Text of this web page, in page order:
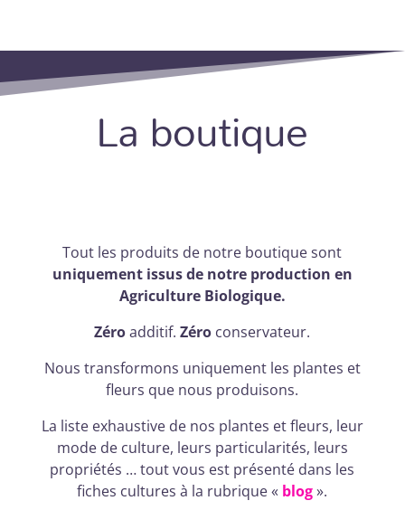
La boutique
Tout les produits de notre boutique sont
uniquement issus de notre production en
Agriculture Biologique.
Zéroadditif.Zéro conservateur.
Nous transformons uniquement les plantes et
fleurs que nous produisons.
La liste exhaustive de nos plantes et fleurs, leur
mode de culture, leurs particularités, leurs
propriétés … tout vous est présenté dans les
fiches cultures à la rubrique « blog».